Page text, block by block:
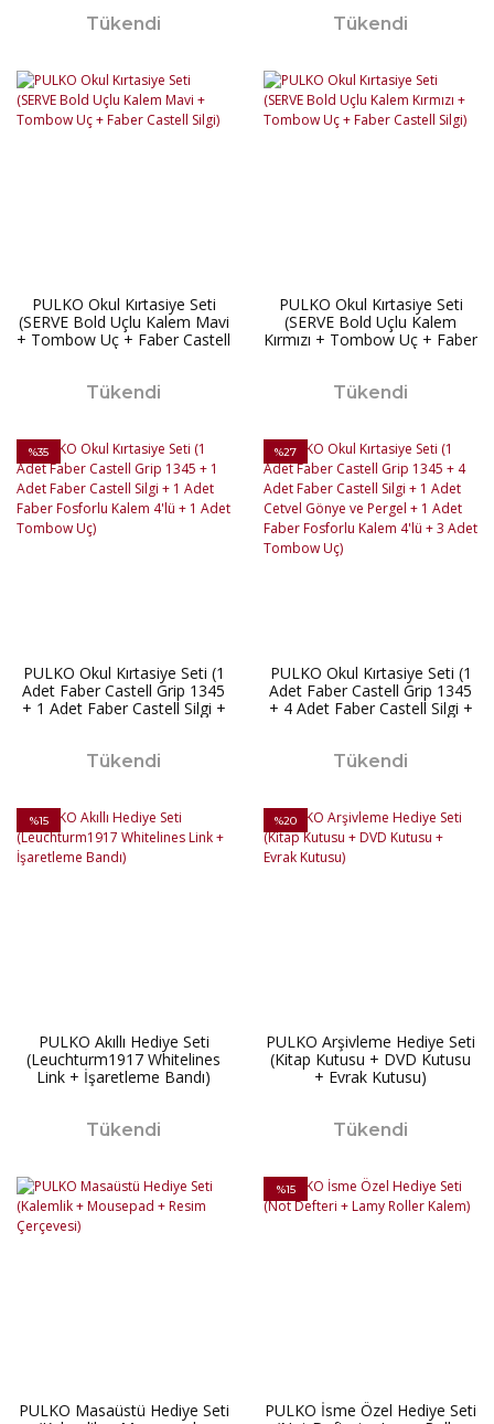
Tükendi
Tükendi
PULKO Okul Kırtasiye Seti
(SERVE Bold Uçlu Kalem Mavi
+ Tombow Uç + Faber Castell
Tükendi
PULKO Okul Kırtasiye Seti
(SERVE Bold Uçlu Kalem
Kırmızı + Tombow Uç + Faber
Tükendi
%35
PULKO Okul Kırtasiye Seti (1
Adet Faber Castell Grip 1345
+ 1 Adet Faber Castell Silgi +
Tükendi
%27
PULKO Okul Kırtasiye Seti (1
Adet Faber Castell Grip 1345
+ 4 Adet Faber Castell Silgi +
Fosforlu Kalem 4'lü + 3 Adet
Tükendi
%15
PULKO Akıllı Hediye Seti
(Leuchturm1917 Whitelines
Link + İşaretleme Bandı)
Tükendi
%20
PULKO Arşivleme Hediye Seti
(Kitap Kutusu + DVD Kutusu
+ Evrak Kutusu)
Tükendi
PULKO Masaüstü Hediye Seti
%15
PULKO İsme Özel Hediye Seti